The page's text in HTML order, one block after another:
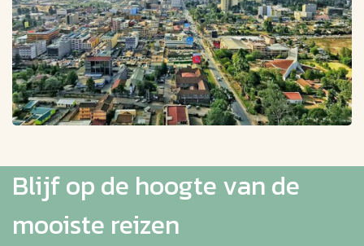
Blijf op de hoogte van de
mooiste reizen